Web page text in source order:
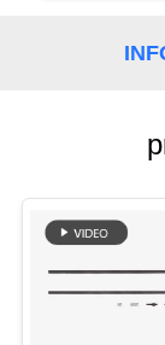
MAPA
DEL
SITIO